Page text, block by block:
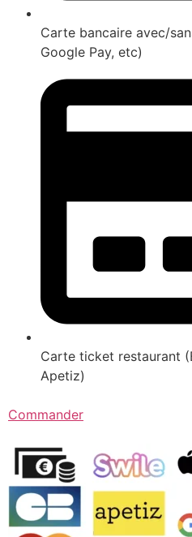
Carte bancaire avec/
Google Pay, etc)
Carte ticket restaurant
Apetiz)
Commander